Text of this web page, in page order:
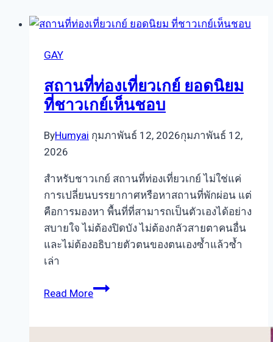
GAY
สถานที่ท่องเที่ยวเกย์ ยอดนิยม
ที่ชาวเกย์เห็นชอบ
ByHumyai กุมภาพันธ์ 12, 2026กุมภาพันธ์ 12,
2026
สำหรับชาวเกย์ สถานที่ท่องเที่ยวเกย์ ไม่ใช่แค่
การเปลี่ยนบรรยากาศหรือหาสถานที่พักผ่อน แต่
คือการมองหา พื้นที่ที่สามารถเป็นตัวเองได้อย่าง
สบายใจ ไม่ต้องปิดบัง ไม่ต้องกลัวสายตาคนอื่น
และไม่ต้องอธิบายตัวตนของตนเองซ้ำแล้วซ้ำ
เล่า
Read Moreสถาน